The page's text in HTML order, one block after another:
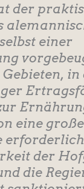
der
einer
in
eine große
der
die